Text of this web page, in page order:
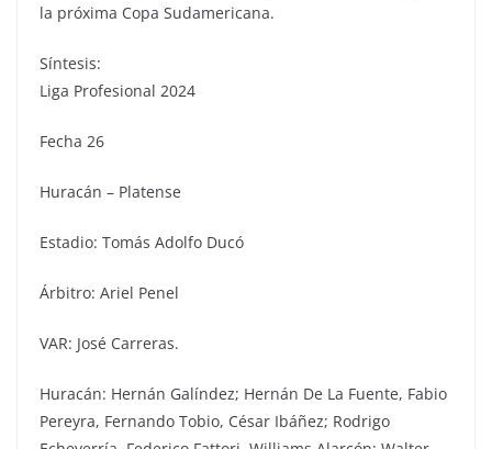
la próxima Copa Sudamericana.
Síntesis:
Liga Profesional 2024
Fecha 26
Huracán – Platense
Estadio: Tomás Adolfo Ducó
Árbitro: Ariel Penel
VAR: José Carreras.
Huracán: Hernán Galíndez; Hernán De La Fuente, Fabio
Pereyra, Fernando Tobio, César Ibáñez; Rodrigo